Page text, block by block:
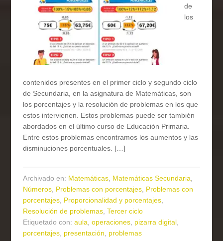
de
los
contenidos presentes en el primer ciclo y segundo ciclo
de Secundaria, en la asignatura de Matemáticas, son
los porcentajes y la resolución de problemas en los que
estos intervienen. Estos problemas puede ser también
abordados en el último curso de Educación Primaria.
Entre estos problemas encontramos los aumentos y las
disminuciones porcentuales. […]
Archivado en: Matemáticas Matemáticas Secundaria
Números Problemas con porcentajes Problemas con
porcentajes Proporcionalidad y porcentajes
Resolución de problemas ,Tercer ciclo
Etiquetado con:aula ,operaciones pizarra digital
porcentajes presentación problemas